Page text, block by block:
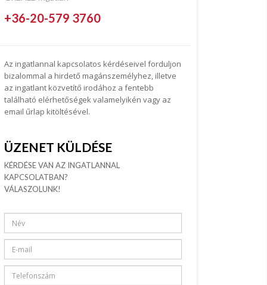
+36-20-579 3760
Az ingatlannal kapcsolatos kérdéseivel forduljon
bizalommal a hirdető magánszemélyhez, illetve
az ingatlant közvetítő irodához a fentebb
található elérhetőségek valamelyikén vagy az
email űrlap kitöltésével.
ÜZENET KÜLDÉSE
KÉRDÉSE VAN AZ INGATLANNAL
KAPCSOLATBAN?
VÁLASZOLUNK!